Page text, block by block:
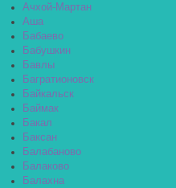
Ачхой-Мартан
Аша
Бабаево
Бабушкин
Бавлы
Багратионовск
Байкальск
Баймак
Бакал
Баксан
Балабаново
Балаково
Балахна